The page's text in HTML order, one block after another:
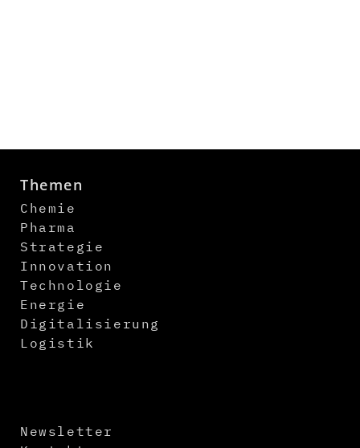
Themen
Chemie
Pharma
Strategie
Innovation
Technologie
Energie
Digitalisierung
Logistik
Newsletter